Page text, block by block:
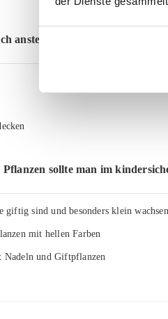
anstelle von Tischdecken
Pflanzen sollte man im
giftig sind und besonders klein wachsen
mit hellen Farben
Nadeln und Giftpflanzen